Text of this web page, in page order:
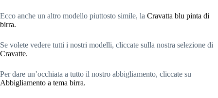
Ecco anche un altro modello piuttosto simile, la Cravatta blu pinta di
birra.
Se volete vedere tutti i nostri modelli, cliccate sulla nostra selezione di
Cravatte.
Per dare un’occhiata a tutto il nostro abbigliamento, cliccate su
Abbigliamento a tema birra.